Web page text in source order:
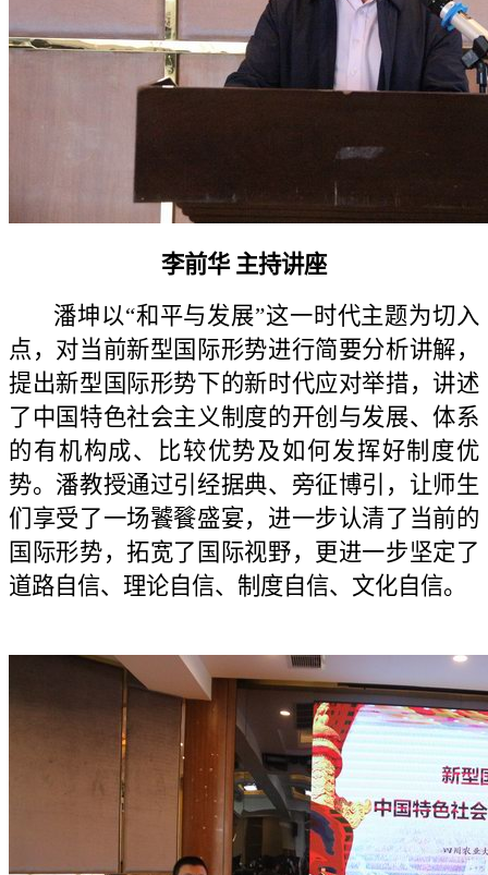
李前华主持讲座
潘坤以“和平与发展”这一时代主题为切入
点，对当前新型国际形势进行简要分析讲解，
提出新型国际形势下的新时代应对举措，讲述
了中国特色社会主义制度的开创与发展、体系
的有机构成、比较优势及如何发挥好制度优
势。潘教授通过引经据典、旁征博引， 让师生
们享受了一场饕餮盛宴，进一步认清了当前的
国际形势，拓宽了国际视野，
更进一步坚定了
道路自信、理论自信、制度自信、文化自信。